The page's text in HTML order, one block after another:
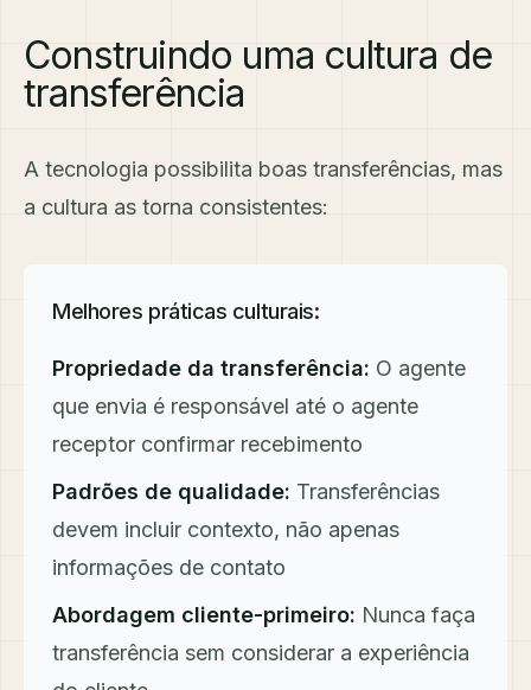
Construindo uma cultura de
transferência
A tecnologia possibilita boas transferências, mas
a cultura as torna consistentes:
Melhores práticas culturais:
Propriedade da transferência: O agente
que envia é responsável até o agente
receptor confirmar recebimento
Padrões de qualidade: Transferências
devem incluir contexto, não apenas
informações de contato
Abordagem cliente-primeiro: Nunca faça
transferência sem considerar a experiência